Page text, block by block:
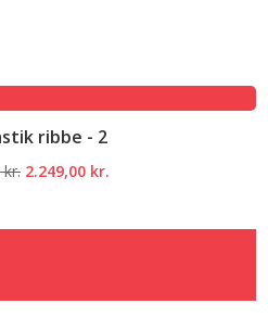
ribbe - 2
kr. Den
2.249,00 kr.